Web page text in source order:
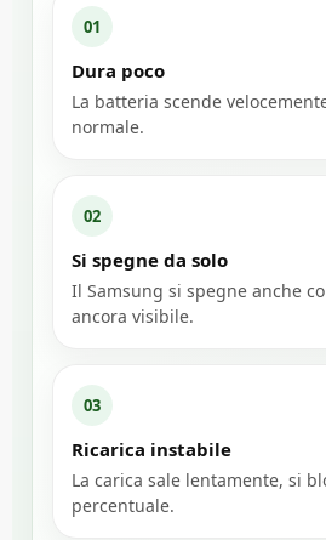
01
Dura poco
La batteria scende
normale.
02
Si spegne da solo
Il Samsung si spegne anche
ancora visibile.
03
Ricarica instabile
La carica sale lentamente, si
percentuale.